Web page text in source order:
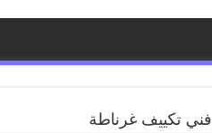
فني تكييف غرناطة